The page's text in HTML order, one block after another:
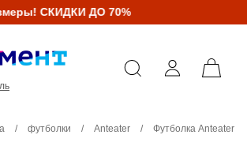
СКИДКИ ДО 70%
/ футболки / Anteater /
Футболка Anteater